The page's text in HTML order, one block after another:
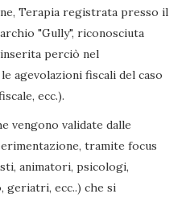
Terapia registrata presso il
"Gully", riconosciuta
inserita perciò nel
agevolazioni fiscali del caso
ecc.).
vengono validate dalle
tramite focus
animatori, psicologi,
geriatri, ecc..) che si